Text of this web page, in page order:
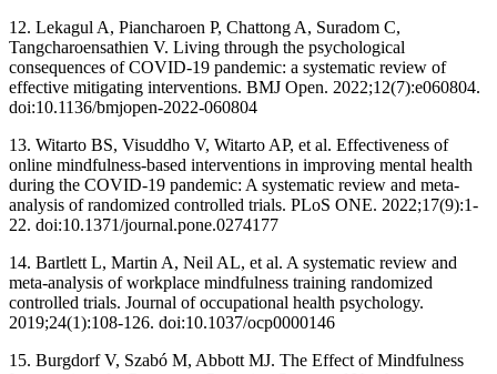
12. Lekagul A, Piancharoen P, Chattong A, Suradom C,
Tangcharoensathien V. Living through the psychological
consequences of COVID-19 pandemic: a systematic review of
effective mitigating interventions. BMJ Open. 2022;12(7):e060804.
doi:10.1136/bmjopen-2022-060804 ‌
13. Witarto BS, Visuddho V, Witarto AP, et al. Effectiveness of
online mindfulness-based interventions in improving mental health
during the COVID-19 pandemic: A systematic review and meta-
analysis of randomized controlled trials. PLoS ONE. 2022;17(9):1-
22. doi:10.1371/journal.pone.0274177 ‌
14. Bartlett L, Martin A, Neil AL, et al. A systematic review and
meta-analysis of workplace mindfulness training randomized
controlled trials. Journal of occupational health psychology.
2019;24(1):108-126. doi:10.1037/ocp0000146 ‌
‌15. Burgdorf V, Szabó M, Abbott MJ. The Effect of Mindfulness